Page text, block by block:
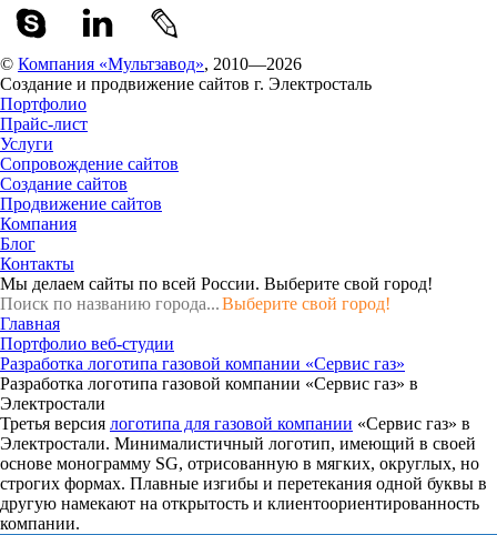
© Компания «Мультзавод», 2010—2026
Создание и продвижение сайтов г. Электросталь
Портфолио
Прайс-лист
Услуги
Сопровождение сайтов
Создание сайтов
Продвижение сайтов
Компания
Блог
Контакты
Мы делаем сайты по всей России. Выберите свой город!
Выберите свой город!
Главная
Портфолио веб-студии
Разработка логотипа газовой компании «Сервис газ»
Разработка логотипа газовой компании «Сервис газ» в
Электростали
Третья версия логотипа для газовой компании «Сервис газ» в
Электростали. Минималистичный логотип, имеющий в своей
основе монограмму SG, отрисованную в мягких, округлых, но
строгих формах. Плавные изгибы и перетекания одной буквы в
другую намекают на открытость и клиентоориентированность
компании.